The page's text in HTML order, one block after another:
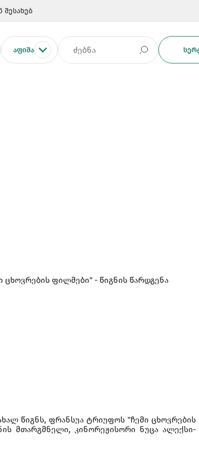
შესახებ
ᲐᲤᲘᲨᲐ
ფილმები" - წიგნის წარდგენა
წიგნს, ფრანსუა ტრიუფოს "ჩემი ცხოვრების
მთარგმნელი, კინორეჟისორი ნუცა ალექსი-